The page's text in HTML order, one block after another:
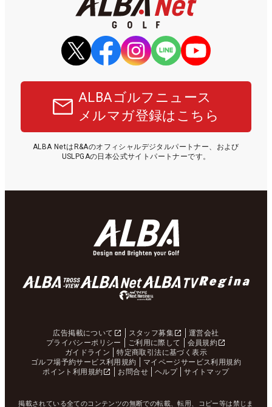
ALBAゴルフニュース
メルマガ登録はこちら
ALBA NetはR&Aのオフィシャルデジタルパートナー、および
USLPGAの日本公式サイトパートナーです。
広告掲載について スタッフ募集
運営会社
プライバシーポリシー
ご利用に際して
会員規約
ガイドライン
特定商取引法に基づく表示
ゴルフ場予約サービス利用規約
マイページサービス利用規約
ポイント利用規約
お問合せ ヘルプ サイトマップ
掲載されている全てのコンテンツの無断での転載、転用、コピー等は禁じま